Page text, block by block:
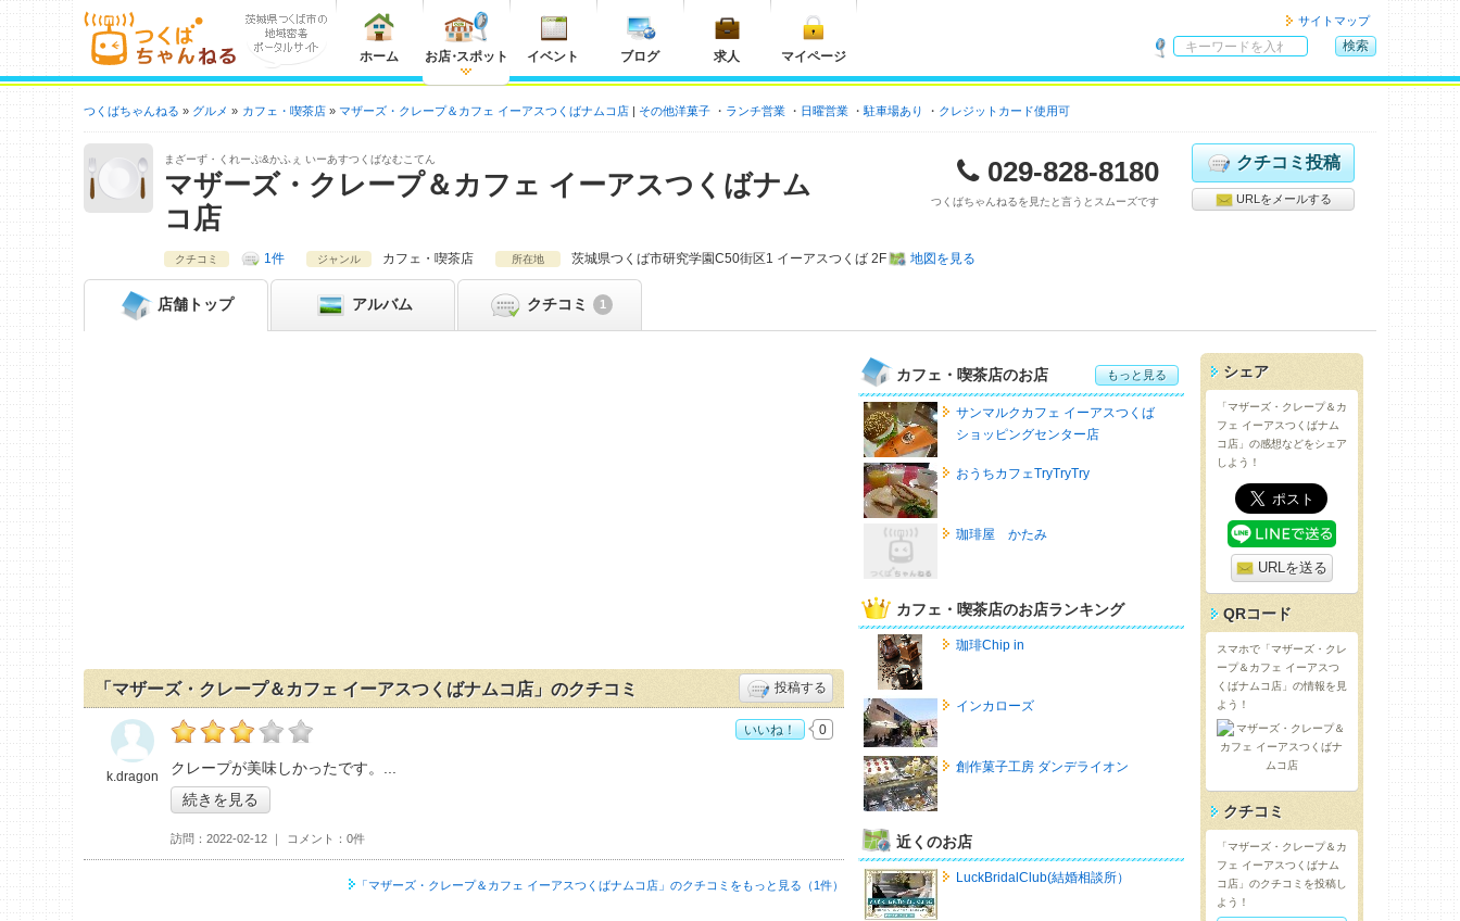
ホーム お店・スポット イベント ブログ 求人 マイページ
サイトマップ
内
索
検索
つくばちゃんねる グルメ カフェ・喫茶店 マザーズ・クレープ＆カフェ イーアスつくばナムコ店 その他洋菓子 ランチ営業 日曜営業 駐車場あり クレジットカード使用可
まざーず・くれーぷ&かふぇ いーあすつくばなむこてん
マザーズ・クレープ＆カフェ イーアスつくばナム
コ店
029-828-8180
つくばちゃんねるを見たと言うとスムーズです
クチコミ投稿
URLをメールする
クチコミ 1件 ジャンル カフェ・喫茶店 所在地 茨城県つくば市研究学園C50街区1 イーアスつくば 2F 地図を見る
店舗 トップ アルバム クチコミ 1
「マザーズ・クレープ＆カフェ イーアスつくばナムコ店」のクチコミ 投稿する
の「マザーズ・クレープ＆カフェ イーアスつくばナムコ店」おすすめ度：
クレープが美味しかったです。
続きを見る
訪問 2022-02-12 コメント 0件
k.dragon
いいね！ 0
「マザーズ・クレープ＆カフェ イーアスつくばナムコ店」のクチコミをもっと見る（1件）
カフェ・喫茶店のお店 もっと見る
サンマルクカフェ イーアスつくば
ショッピングセンター店
おうちカフェTryTryTry
珈琲屋 かたみ
カフェ・喫茶店のお店ランキング
珈琲Chip in
インカローズ
創作菓子工房 ダンデライオン
近くのお店
LuckBridalClub(結婚相談所）
シェア
「マザーズ・クレープ＆カ
フェ イーアスつくばナム
コ店」の感想などをシェア
しよう！
URLを送る
QRコード
スマホで「マザーズ・クレ
ープ＆カフェ イーアスつ
くばナムコ店」の情報を見
よう！
クチコミ
「マザーズ・クレープ＆カ
フェ イーアスつくばナム
コ店」のクチコミを投稿し
よう！